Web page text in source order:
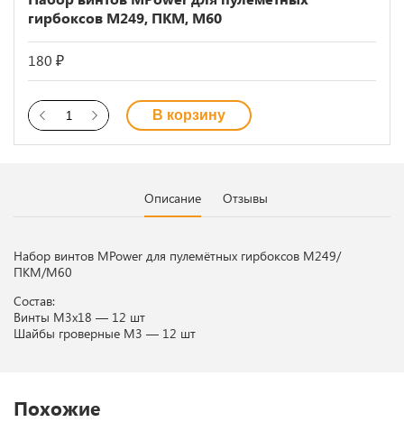
гирбоксов M249, ПКМ, M60
180 ₽
В корзину
Описание Отзывы
Набор винтов MPower для пулемётных гирбоксов M249/
ПКМ/M60
Состав:
Винты М3х18 — 12 шт
Шайбы гроверные М3 — 12 шт
Похожие